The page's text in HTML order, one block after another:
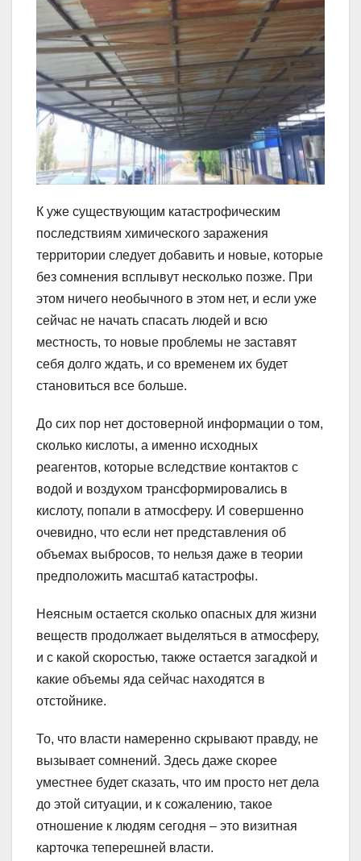
К уже существующим катастрофическим
последствиям химического заражения
территории следует добавить и новые, которые
без сомнения всплывут несколько позже. При
этом ничего необычного в этом нет, и если уже
сейчас не начать спасать людей и всю
местность, то новые проблемы не заставят
себя долго ждать, и со временем их будет
становиться все больше.
До сих пор нет достоверной информации о том,
сколько кислоты, а именно исходных
реагентов, которые вследствие контактов с
водой и воздухом трансформировались в
кислоту, попали в атмосферу. И совершенно
очевидно, что если нет представления об
объемах выбросов, то нельзя даже в теории
предположить масштаб катастрофы.
Неясным остается сколько опасных для жизни
веществ продолжает выделяться в атмосферу,
и с какой скоростью, также остается загадкой и
какие объемы яда сейчас находятся в
отстойнике.
То, что власти намеренно скрывают правду, не
вызывает сомнений. Здесь даже скорее
уместнее будет сказать, что им просто нет дела
до этой ситуации, и к сожалению, такое
отношение к людям сегодня – это визитная
карточка теперешней власти.